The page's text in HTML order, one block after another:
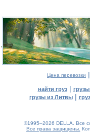
Цена перевозки |
найти груз|
грузы из Литвы|
©1995–2026 DELLA. Все
Все права защищены.